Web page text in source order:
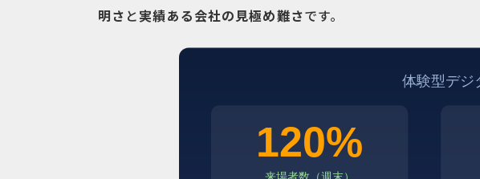
明さ と実績ある会社の見極め難さです。